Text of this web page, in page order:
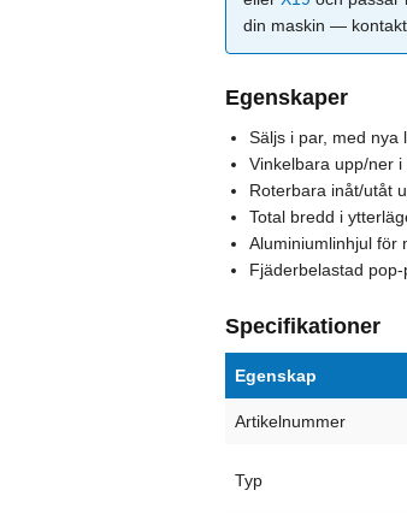
din maskin —
Egenskaper
Säljs i par, med nya
Vinkelbara upp/ner
Roterbara inåt/utåt
Total bredd i
Aluminiumlinhjul för
Fjäderbelastad
Specifikationer
Egenskap
Artikelnummer
Typ